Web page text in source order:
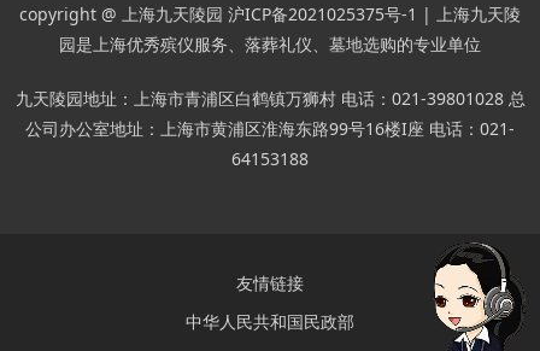
copyright @ 上海九天陵园 沪ICP备2021025375号-1 | 上海九天陵
园是上海优秀殡仪服务、落葬礼仪、墓地选购的专业单位
九天陵园地址：上海市青浦区白鹤镇万狮村 电话：021-39801028 总
公司办公室地址：上海市黄浦区淮海东路99号16楼I座 电话：021-
64153188
友情链接
中华人民共和国民政部